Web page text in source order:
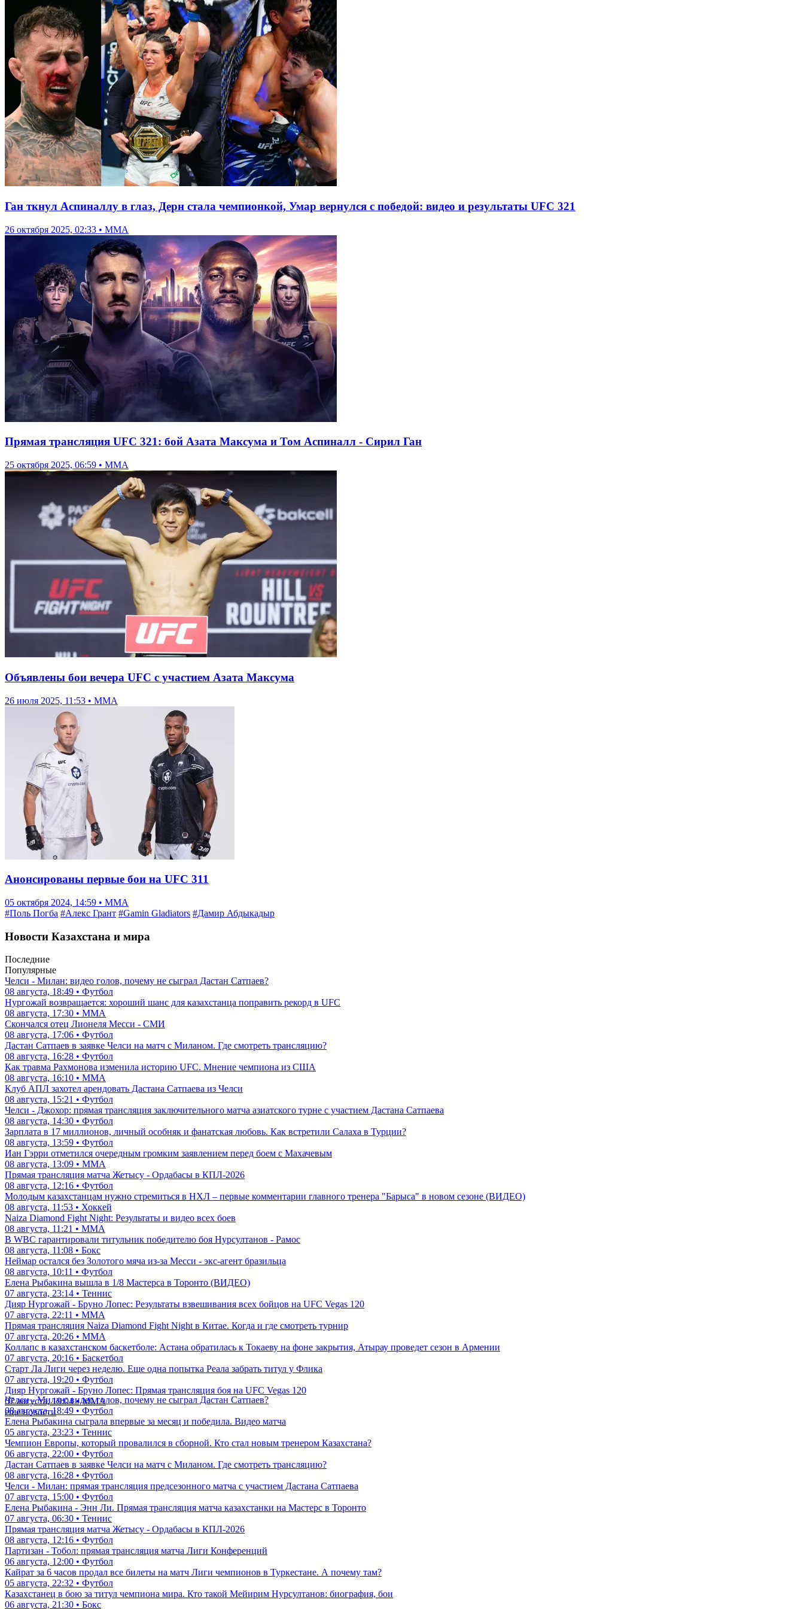
Ган ткнул Аспиналлу в глаз, Дерн стала чемпионкой, Умар вернулся с победой: видео и результаты UFC 321
26 октября 2025, 02:33 • ММА
Прямая трансляция UFC 321: бой Азата Максума и Том Аспиналл - Сирил Ган
25 октября 2025, 06:59 • ММА
Объявлены бои вечера UFC с участием Азата Максума
26 июля 2025, 11:53 • ММА
Анонсированы первые бои на UFC 311
05 октября 2024, 14:59 • ММА
#Поль Погба #Алекс Грант #Gamin Gladiators #Дамир Абдыкадыр
Новости Казахстана и мира
Последние
Популярные
Челси - Милан: видео голов, почему не сыграл Дастан Сатпаев?
08 августа, 18:49 • Футбол
Нургожай возвращается: хороший шанс для казахстанца поправить рекорд в UFC
08 августа, 17:30 • ММА
Скончался отец Лионеля Месси - СМИ
08 августа, 17:06 • Футбол
Дастан Сатпаев в заявке Челси на матч с Миланом. Где смотреть трансляцию?
08 августа, 16:28 • Футбол
Как травма Рахмонова изменила историю UFC. Мнение чемпиона из США
08 августа, 16:10 • ММА
Клуб АПЛ захотел арендовать Дастана Сатпаева из Челси
08 августа, 15:21 • Футбол
Челси - Джохор: прямая трансляция заключительного матча азиатского турне с участием Дастана Сатпаева
08 августа, 14:30 • Футбол
Зарплата в 17 миллионов, личный особняк и фанатская любовь. Как встретили Салаха в Турции?
08 августа, 13:59 • Футбол
Иан Гэрри отметился очередным громким заявлением перед боем с Махачевым
08 августа, 13:09 • ММА
Прямая трансляция матча Жетысу - Ордабасы в КПЛ-2026
08 августа, 12:16 • Футбол
Молодым казахстанцам нужно стремиться в НХЛ – первые комментарии главного тренера "Барыса" в новом сезоне (ВИДЕО)
08 августа, 11:53 • Хоккей
Naiza Diamond Fight Night: Результаты и видео всех боев
08 августа, 11:21 • ММА
В WBC гарантировали титульник победителю боя Нурсултанов - Рамос
08 августа, 11:08 • Бокс
Неймар остался без Золотого мяча из-за Месси - экс-агент бразильца
08 августа, 10:11 • Футбол
Елена Рыбакина вышла в 1/8 Мастерса в Торонто (ВИДЕО)
07 августа, 23:14 • Теннис
Дияр Нургожай - Бруно Лопес: Результаты взвешивания всех бойцов на UFC Vegas 120
07 августа, 22:11 • ММА
Прямая трансляция Naiza Diamond Fight Night в Китае. Когда и где смотреть турнир
07 августа, 20:26 • ММА
Коллапс в казахстанском баскетболе: Астана обратилась к Токаеву на фоне закрытия, Атырау проведет сезон в Армении
07 августа, 20:16 • Баскетбол
Старт Ла Лиги через неделю. Еще одна попытка Реала забрать титул у Флика
07 августа, 19:20 • Футбол
Дияр Нургожай - Бруно Лопес: Прямая трансляция боя на UFC Vegas 120
07 августа, 19:04 • ММА
еще новости
Челси - Милан: видео голов, почему не сыграл Дастан Сатпаев?
08 августа, 18:49 • Футбол
Елена Рыбакина сыграла впервые за месяц и победила. Видео матча
05 августа, 23:23 • Теннис
Чемпион Европы, который провалился в сборной. Кто стал новым тренером Казахстана?
06 августа, 22:00 • Футбол
Дастан Сатпаев в заявке Челси на матч с Миланом. Где смотреть трансляцию?
08 августа, 16:28 • Футбол
Челси - Милан: прямая трансляция предсезонного матча с участием Дастана Сатпаева
07 августа, 15:00 • Футбол
Елена Рыбакина - Энн Ли. Прямая трансляция матча казахстанки на Мастерс в Торонто
07 августа, 06:30 • Теннис
Прямая трансляция матча Жетысу - Ордабасы в КПЛ-2026
08 августа, 12:16 • Футбол
Партизан - Тобол: прямая трансляция матча Лиги Конференций
06 августа, 12:00 • Футбол
Кайрат за 6 часов продал все билеты на матч Лиги чемпионов в Туркестане. А почему там?
05 августа, 22:32 • Футбол
Казахстанец в бою за титул чемпиона мира. Кто такой Мейирим Нурсултанов: биография, бои
06 августа, 21:30 • Бокс